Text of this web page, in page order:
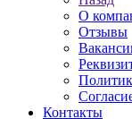
О
Отзывы
Контакты